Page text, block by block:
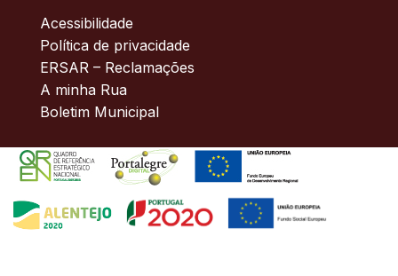
Acessibilidade
Política de privacidade
ERSAR – Reclamações
A minha Rua
Boletim Municipal